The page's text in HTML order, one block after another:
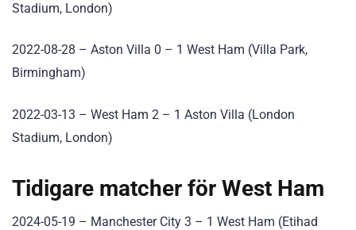
Stadium, London)
2022-08-28 – Aston Villa 0 – 1 West Ham (Villa Park,
Birmingham)
2022-03-13 – West Ham 2 – 1 Aston Villa (London
Stadium, London)
Tidigare matcher för West Ham
2024-05-19 – Manchester City 3 – 1 West Ham (Etihad